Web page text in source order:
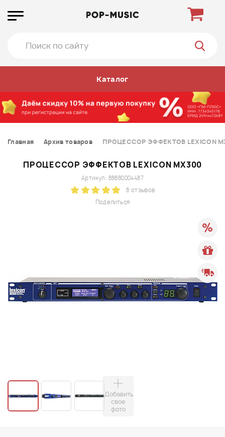
Каталог
Главная Архив товаров ПРОЦЕССОР ЭФФЕКТОВ LEXICON
ПРОЦЕССОР ЭФФЕКТОВ LEXICON MX300
Поделиться
Артикул: 88880004487
8 отзывов
Добавить
свое
фото